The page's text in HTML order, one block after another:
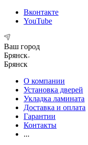
Вконтакте
YouTube
Ваш город
Брянск
Брянск
О компании
Установка дверей
Укладка ламината
Доставка и оплата
Гарантии
Контакты
...